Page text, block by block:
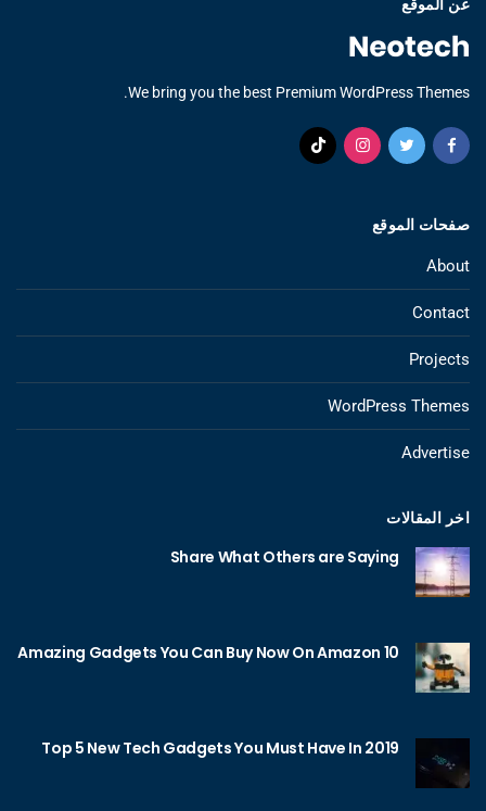
We bring you the best Premium WordPress Themes.
صفحات الموقع
About
Contact
Projects
WordPress Themes
Advertise
اخر المقالات
Share What Others are Saying
10 Amazing Gadgets You Can Buy Now On Amazon
Top 5 New Tech Gadgets You Must Have In 2019